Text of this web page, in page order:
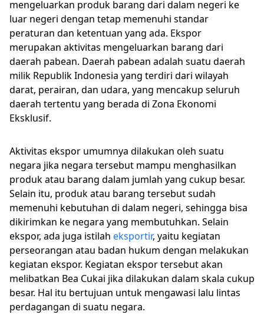
mengeluarkan produk barang dari dalam negeri ke
luar negeri dengan tetap memenuhi standar
peraturan dan ketentuan yang ada. Ekspor
merupakan aktivitas mengeluarkan barang dari
daerah pabean. Daerah pabean adalah suatu daerah
milik Republik Indonesia yang terdiri dari wilayah
darat, perairan, dan udara, yang mencakup seluruh
daerah tertentu yang berada di Zona Ekonomi
Eksklusif.
Aktivitas ekspor umumnya dilakukan oleh suatu
negara jika negara tersebut mampu menghasilkan
produk atau barang dalam jumlah yang cukup besar.
Selain itu, produk atau barang tersebut sudah
memenuhi kebutuhan di dalam negeri, sehingga bisa
dikirimkan ke negara yang membutuhkan. Selain
ekspor, ada juga istilah eksportir, yaitu kegiatan
perseorangan atau badan hukum dengan melakukan
kegiatan ekspor. Kegiatan ekspor tersebut akan
melibatkan Bea Cukai jika dilakukan dalam skala cukup
besar. Hal itu bertujuan untuk mengawasi lalu lintas
perdagangan di suatu negara.